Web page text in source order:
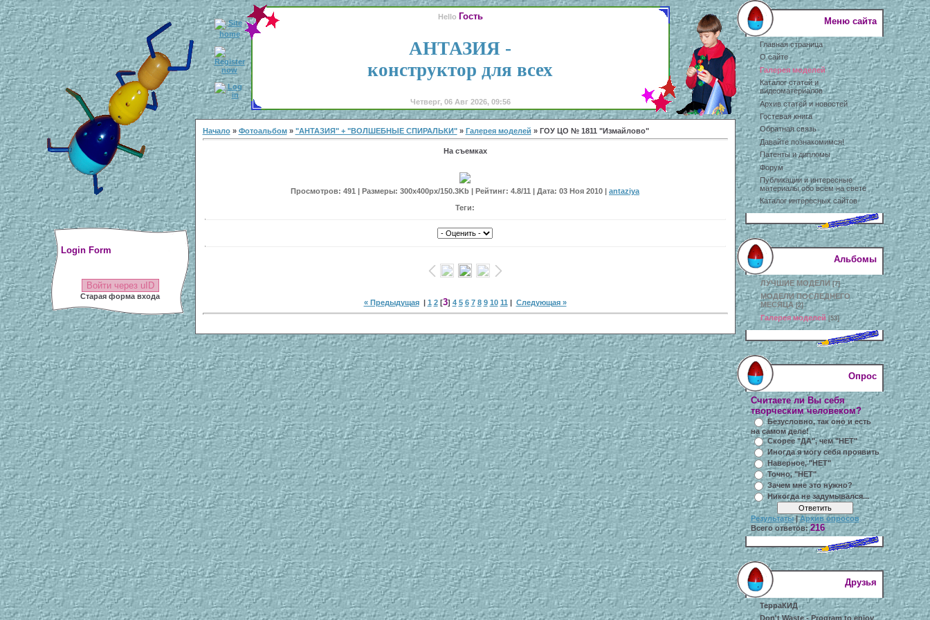
Login Form
Войти через uID
Старая форма входа
Hello Гость
АНТАЗИЯ -
конструктор для всех
Четверг, 06 Авг 2026, 09:56
Начало» Фотоальбом» "АНТАЗИЯ" + "ВОЛШЕБНЫЕ СПИРАЛЬКИ"» Галерея моделей » ГОУ ЦО № 1811 "Измайлово"
На съемках
Просмотров: 491 | Размеры: 300x400px/150.3Kb | Рейтинг: 4.8/11 | Дата: 03 Ноя 2010 | antaziya
Теги:
« Предыдущая| 1 2[3] 4 5 6 7 8 9 10 11 | Следующая »
Меню сайта
Главная страница
О сайте
Галерея моделей
Каталог статей и
видеоматериалов
Архив статей и новостей
Гостевая книга
Обратная связь
Давайте познакомимся!
Патенты и дипломы
Форум
Публикации и интересные
материалы обо всем на свете
Каталог интересных сайтов
Альбомы
ЛУЧШИЕ МОДЕЛИ [7]
МОДЕЛИ ПОСЛЕДНЕГО
МЕСЯЦА [2]
Галерея моделей [53]
Опрос
Считаете ли Вы себя
творческим человеком?
Безусловно, так оно и есть
на самом деле!
Скорее "ДА", чем "НЕТ"
Иногда я могу себя проявить
Наверное, "НЕТ"
Точно, "НЕТ"
Зачем мне это нужно?
Никогда не задумывался...
Результаты|Архив опросов
Всего ответов:216
Друзья
ТерраКИД
Don't Waste - Program to enjoy